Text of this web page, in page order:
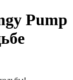
Pump